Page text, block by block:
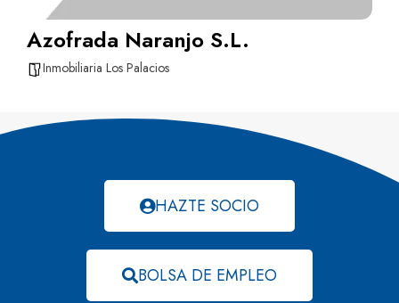
Azofrada Naranjo S.L.
Inmobiliaria Los Palacios
HAZTE SOCIO
BOLSA DE EMPLEO